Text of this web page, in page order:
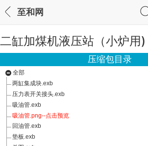
至和网
二缸加煤机液压站（小炉用)
压缩包目录
全部
两缸集成块.exb
压力表开关接头.exb
吸油管.exb
吸油管.png--点击预览
回油管.exb
垫板.exb